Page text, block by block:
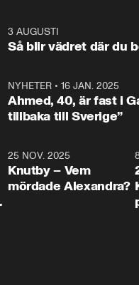
kommentator My
Rohwedder ställer
utbildnings- och
Mohamsson till svars.
3 AUGUSTI
Så blir vädret där du
NYHETER• 16 JAN. 2025
Ahmed, 40, är fast i
tillbaka till Sverige”
31:05
25 NOV. 2025
Knutby – Vem
mördade Alexandra?